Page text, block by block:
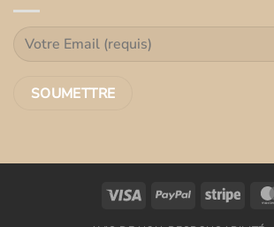
Visa PayPal Stripe